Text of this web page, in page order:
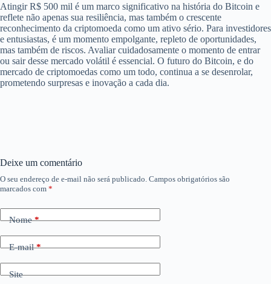
Atingir R$ 500 mil é um marco significativo na história do Bitcoin e
reflete não apenas sua resiliência, mas também o crescente
reconhecimento da criptomoeda como um ativo sério. Para investidores
e entusiastas, é um momento empolgante, repleto de oportunidades,
mas também de riscos. Avaliar cuidadosamente o momento de entrar
ou sair desse mercado volátil é essencial. O futuro do Bitcoin, e do
mercado de criptomoedas como um todo, continua a se desenrolar,
prometendo surpresas e inovação a cada dia.
Deixe um comentário
O seu endereço de e-mail não será publicado. Campos obrigatórios são
marcados com *
Nome*
E-mail*
Site